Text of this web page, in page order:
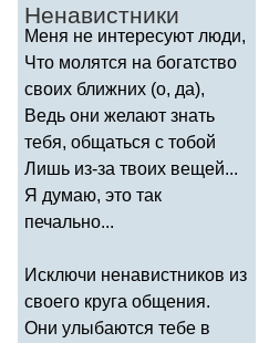
Ненавистники
Меня не интересуют люди,
Что молятся на богатство
своих ближних (о, да),
Ведь они желают знать
тебя, общаться с тобой
Лишь из-за твоих вещей...
Я думаю, это так
печально...
Исключи ненавистников из
своего круга общения.
Они улыбаются тебе в